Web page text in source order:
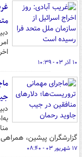
۱۰ آذر ۰۳ - ۱۰:۳۹
گزارشگران پیشین،
۱۷ شهریور ۰۳ - ۰۸:۴۰